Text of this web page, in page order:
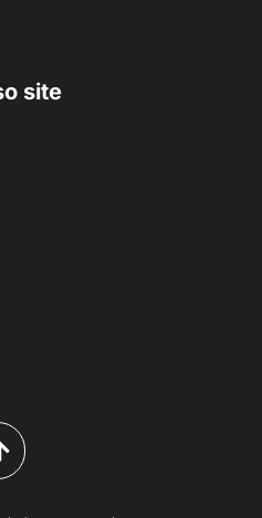
site